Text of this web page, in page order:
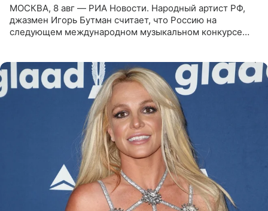
МОСКВА, 8 авг — РИА Новости. Народный артист РФ,
джазмен Игорь Бутман считает, что Россию на
следующем международном музыкальном конкурсе